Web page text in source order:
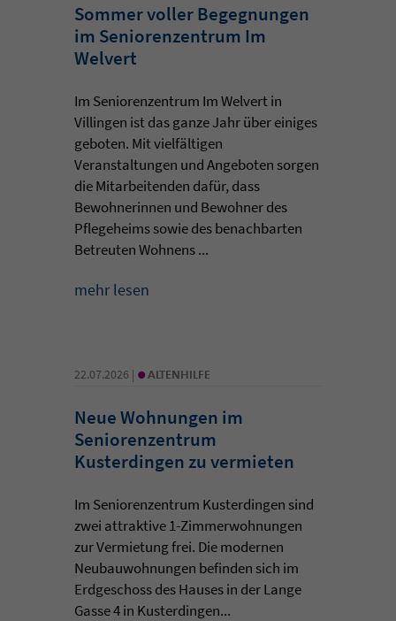
Sommer voller Begegnungen
im Seniorenzentrum Im
Welvert
Im Seniorenzentrum Im Welvert in
Villingen ist das ganze Jahr über einiges
geboten. Mit vielfältigen
Veranstaltungen und Angeboten sorgen
die Mitarbeitenden dafür, dass
Bewohnerinnen und Bewohner des
Pflegeheims sowie des benachbarten
Betreuten Wohnens ...
mehr lesen
22.07.2026 | • ALTENHILFE
Neue Wohnungen im
Seniorenzentrum
Kusterdingen zu vermieten
Im Seniorenzentrum Kusterdingen sind
zwei attraktive 1-Zimmerwohnungen
zur Vermietung frei. Die modernen
Neubauwohnungen befinden sich im
Erdgeschoss des Hauses in der Lange
Gasse 4 in Kusterdingen...